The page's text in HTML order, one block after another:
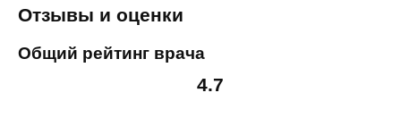
Отзывы и оценки
Общий рейтинг врача
4.7